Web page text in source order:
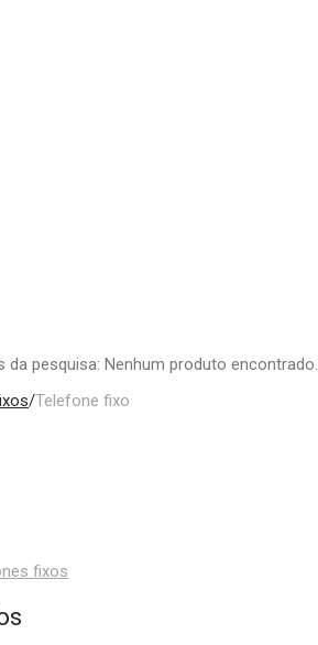
da pesquisa: Nenhum produto encontrado.
/Telefone fixo
fixos